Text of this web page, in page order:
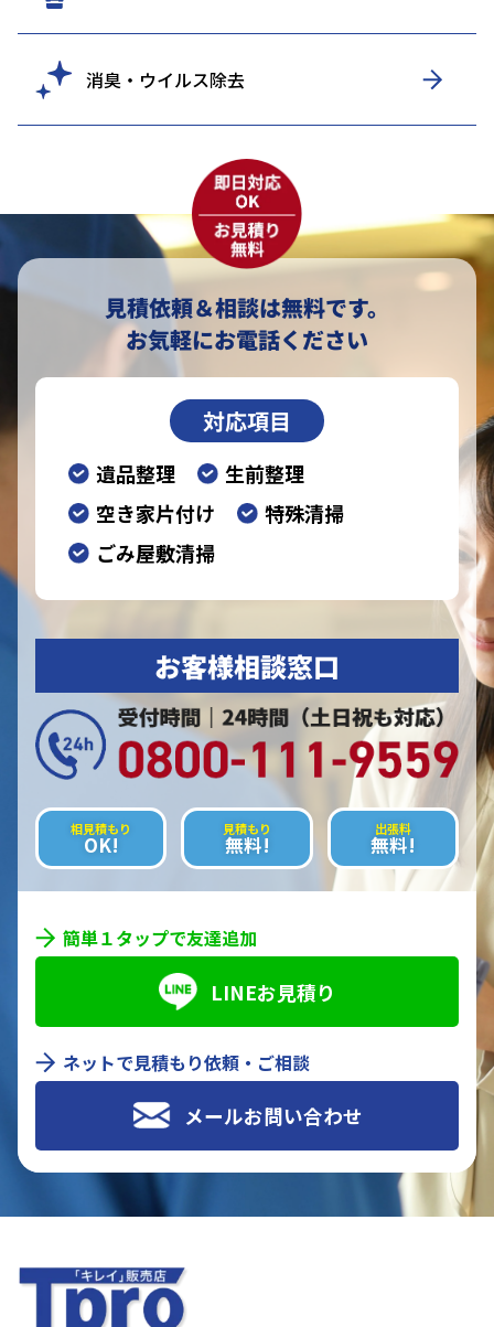
消臭・ウイルス除去
見積依頼＆相談は無料です。
お気軽にお電話ください
対応項目
遺品整理
生前整理
空き家片付け
特殊清掃
ごみ屋敷清掃
お客様相談窓口
相見積もり
OK!
見積もり
無料!
出張料
無料!
簡単１タップで友達追加
LINEお見積り
ネットで見積もり依頼・ご相談
メールお問い合わせ